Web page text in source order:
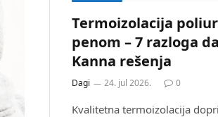
Termoizolacija
penom – 7 razloga
Kanna rešenja
Dagi 24. jul 2026. 0
Kvalitetna termoizolacija